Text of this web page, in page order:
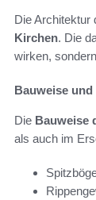
Die Architektur
Kirchen. Die
wirken,
Bauweise
Die Bauweise
als auch im